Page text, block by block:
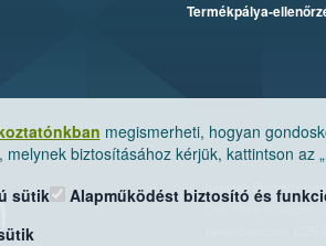
megismerheti, hogyan
biztosításához kérjük, kattintson az
sütik
Alapműködést biztosító és
Termékpálya-
Nemzeti